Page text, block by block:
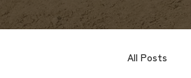
All Posts